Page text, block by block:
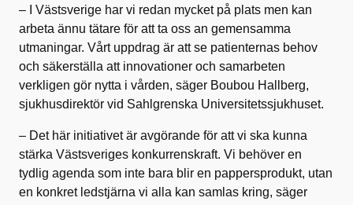
– I Västsverige har vi redan mycket på plats men kan
arbeta ännu tätare för att ta oss an gemensamma
utmaningar. Vårt uppdrag är att se patienternas behov
och säkerställa att innovationer och samarbeten
verkligen gör nytta i vården, säger Boubou Hallberg,
sjukhusdirektör vid Sahlgrenska Universitetssjukhuset.
– Det här initiativet är avgörande för att vi ska kunna
stärka Västsveriges konkurrenskraft. Vi behöver en
tydlig agenda som inte bara blir en pappersprodukt, utan
en konkret ledstjärna vi alla kan samlas kring, säger